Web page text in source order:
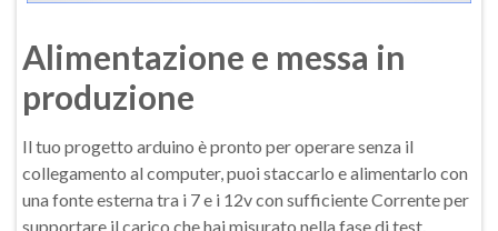
Alimentazione e messa in
produzione
Il tuo progetto arduino è pronto per operare senza il
collegamento al computer, puoi staccarlo e alimentarlo con
una fonte esterna tra i 7 e i 12v con sufficiente Corrente per
supportare il carico che hai misurato nella fase di test.